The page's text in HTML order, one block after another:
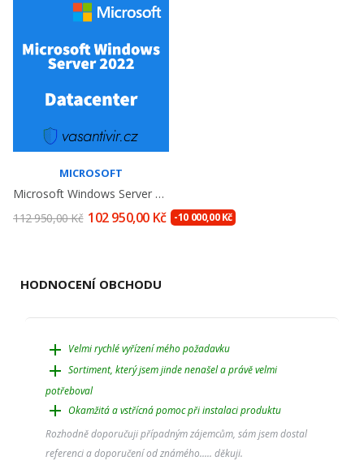
MICROSOFT
Microsoft Windows Server 2022 Datacenter (...
112 950,00 Kč 102 950,00 Kč -10 000,00 Kč
HODNOCENÍ OBCHODU
add Velmi rychlé vyřízení mého požadavku
add Sortiment, který jsem jinde nenašel a právě velmi
potřeboval
add Okamžitá a vstřícná pomoc při instalaci produktu
Rozhodně doporučuji případným zájemcům, sám jsem dostal
referenci a doporučení od známého..... děkuji.